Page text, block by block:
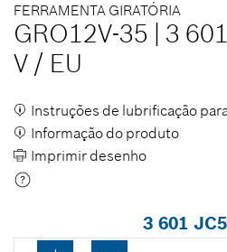
FERRAMENTA GIRATÓRIA
GRO12V-35 3
V / EU
Instruções de lubrificação
Informação do produto
Imprimir desenho
3 601